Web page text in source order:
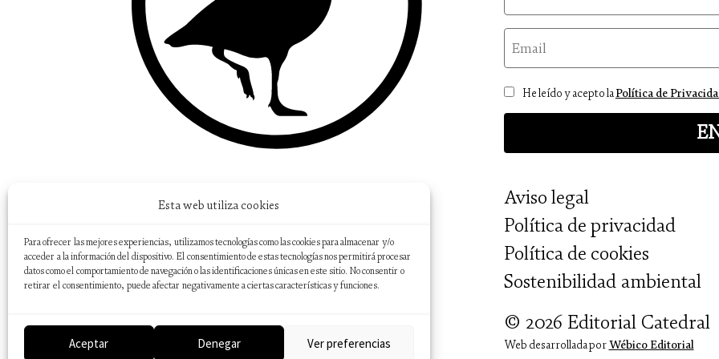
Esta web utiliza cookies
Para ofrecer las mejores experiencias, utilizamos tecnologías como las cookies para almacenar y/o
acceder a la información del dispositivo. El consentimiento de estas tecnologías nos permitirá procesar
datos como el comportamiento de navegación o las identificaciones únicas en este sitio. No consentir o
retirar el consentimiento, puede afectar negativamente a ciertas características y funciones.
Aceptar Denegar Ver preferencias
Consentimiento
He leído y acepto laPolítica de
Aviso legal
Política de privacidad
Política de cookies
Sostenibilidad ambiental
© 2026 Editorial Catedral
Web desarrollada porWébico Editorial